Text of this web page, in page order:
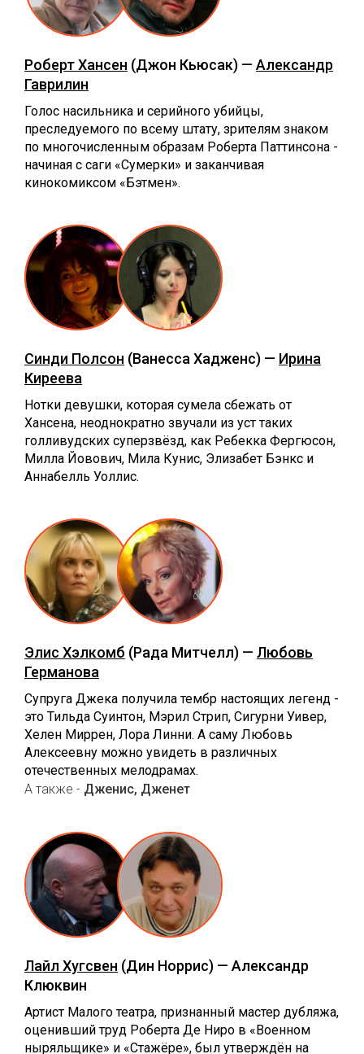
Роберт Хансен (Джон Кьюсак) — Александр
Гаврилин
Голос насильника и серийного убийцы,
преследуемого по всему штату, зрителям знаком
по многочисленным образам Роберта Паттинсона -
начиная с саги «Сумерки» и заканчивая
кинокомиксом «Бэтмен».
Синди Полсон (Ванесса Хадженс) — Ирина
Киреева
Нотки девушки, которая сумела сбежать от
Хансена, неоднократно звучали из уст таких
голливудских суперзвёзд, как Ребекка Фергюсон,
Милла Йовович, Мила Кунис, Элизабет Бэнкс и
Аннабелль Уоллис.
Элис Хэлкомб (Рада Митчелл) — Любовь
Германова
Супруга Джека получила тембр настоящих легенд -
это Тильда Суинтон, Мэрил Стрип, Сигурни Уивер,
Хелен Миррен, Лора Линни. А саму Любовь
Алексеевну можно увидеть в различных
отечественных мелодрамах.
А также - Дженис, Дженет
Лайл Хугсвен (Дин Норрис) — Александр
Клюквин
Артист Малого театра, признанный мастер дубляжа,
оценивший труд Роберта Де Ниро в «Военном
ныряльщике» и «Стажёре», был утверждён на